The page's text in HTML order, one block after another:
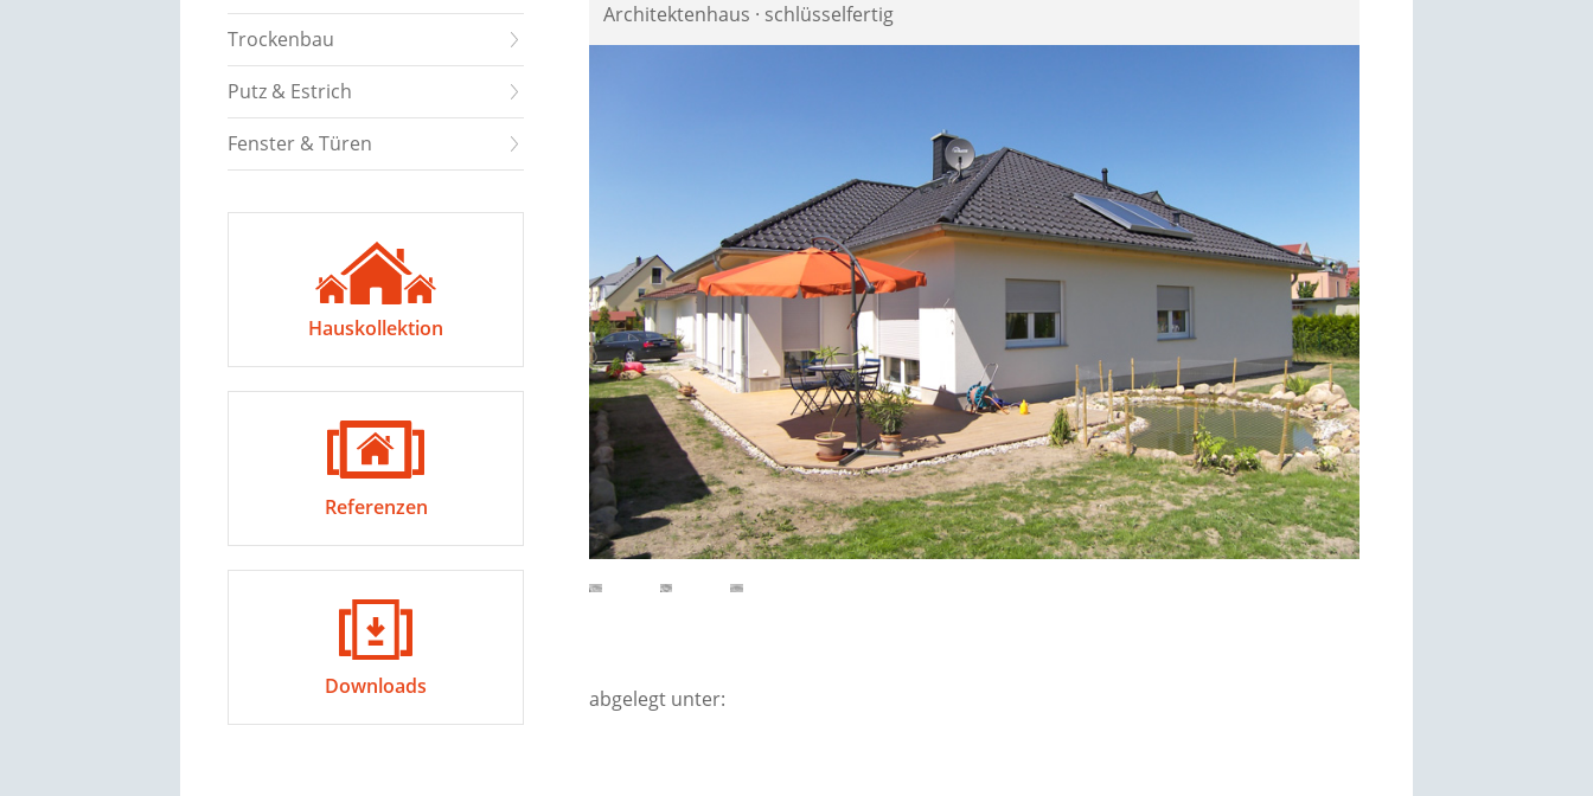
Trockenbau
Putz & Estrich
Fenster & Türen
Hauskollektion
Referenzen
Downloads
Architektenhaus · schlüsselfertig
abgelegt unter: